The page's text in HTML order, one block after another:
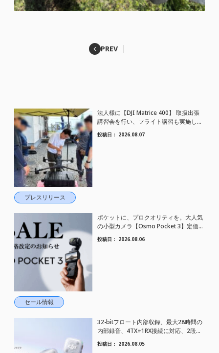
PREV
プレスリリース
法人様に【DJI Matrice 400】 取扱出張
講習会を行い、フライト講習も実施しま
した。
投稿日： 2026.08.07
セール情報
ポケットに、プロクオリティを。大人気
の小型カメラ【Osmo Pocket 3】定価が
さらにお値下げされました！
投稿日： 2026.08.06
32-bitフロート内部収録、最大28時間の
内部録音、4TX+1RX接続に対応、2段階
AIノイズキャンセリング搭載｜コンパク
トワイヤレスマイク DJI Mic Mini 2S 登場
投稿日： 2026.08.05